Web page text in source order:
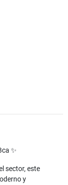
✨
sector, este
y